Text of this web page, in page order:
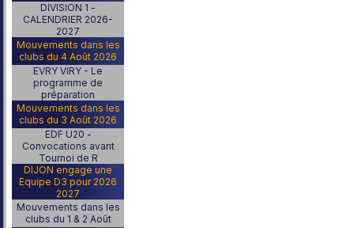
DIVISION 1 -
CALENDRIER 2026-
2027
Mouvements dans les
clubs du 4 Août 2026
EVRY VIRY - Le
programme de
préparation
Mouvements dans les
clubs du 3 Août 2026
EDF U20 -
Convocations avant
Tournoi de R
DIJON engage une
Equipe D3 pour 2026
2027
Mouvements dans les
clubs du 1 & 2 Août